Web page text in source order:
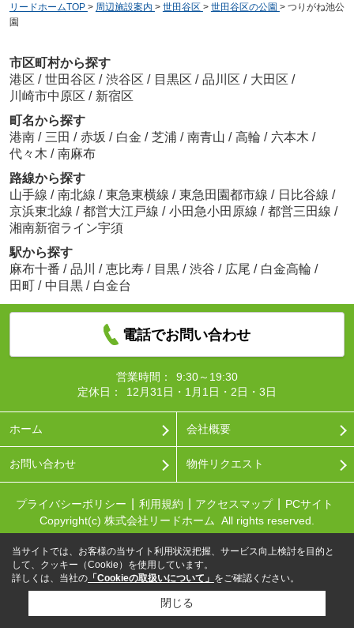
リードホームTOP > 周辺施設案内 > 世田谷区 > 世田谷区の公園 > つりがね池公
園
市区町村から探す
港区 / 世田谷区 / 渋谷区 / 目黒区 / 品川区 / 大田区 /
川崎市中原区 / 新宿区
町名から探す
港南 / 三田 / 赤坂 / 白金 / 芝浦 / 南青山 / 高輪 / 六本木 /
代々木 / 南麻布
路線から探す
山手線 / 南北線 / 東急東横線 / 東急田園都市線 / 日比谷線 /
京浜東北線 / 都営大江戸線 / 小田急小田原線 / 都営三田線 /
湘南新宿ライン宇須
駅から探す
麻布十番 / 品川 / 恵比寿 / 目黒 / 渋谷 / 広尾 / 白金高輪 /
田町 / 中目黒 / 白金台
電話でお問い合わせ
営業時間：
9:30～19:30
定休日：
12月31日・1月1日・2日・3日
ホーム 会社概要
お問い合わせ 物件リクエスト
プライバシーポリシー 利用規約 アクセスマップ
PCサイト
Copyright(c) 株式会社リードホーム All rights reserved.
当サイトでは、お客様の当サイト利用状況把握、サービス向上検討を目的と
して、クッキー（Cookie）を使用しています。
詳しくは、当社の 「Cookieの取扱いについて」 をご確認ください。
閉じる